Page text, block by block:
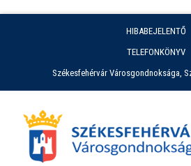
HIBABEJELENTŐ
TELEFONKÖNYV
Székesfehérvár Városgondnoksága,